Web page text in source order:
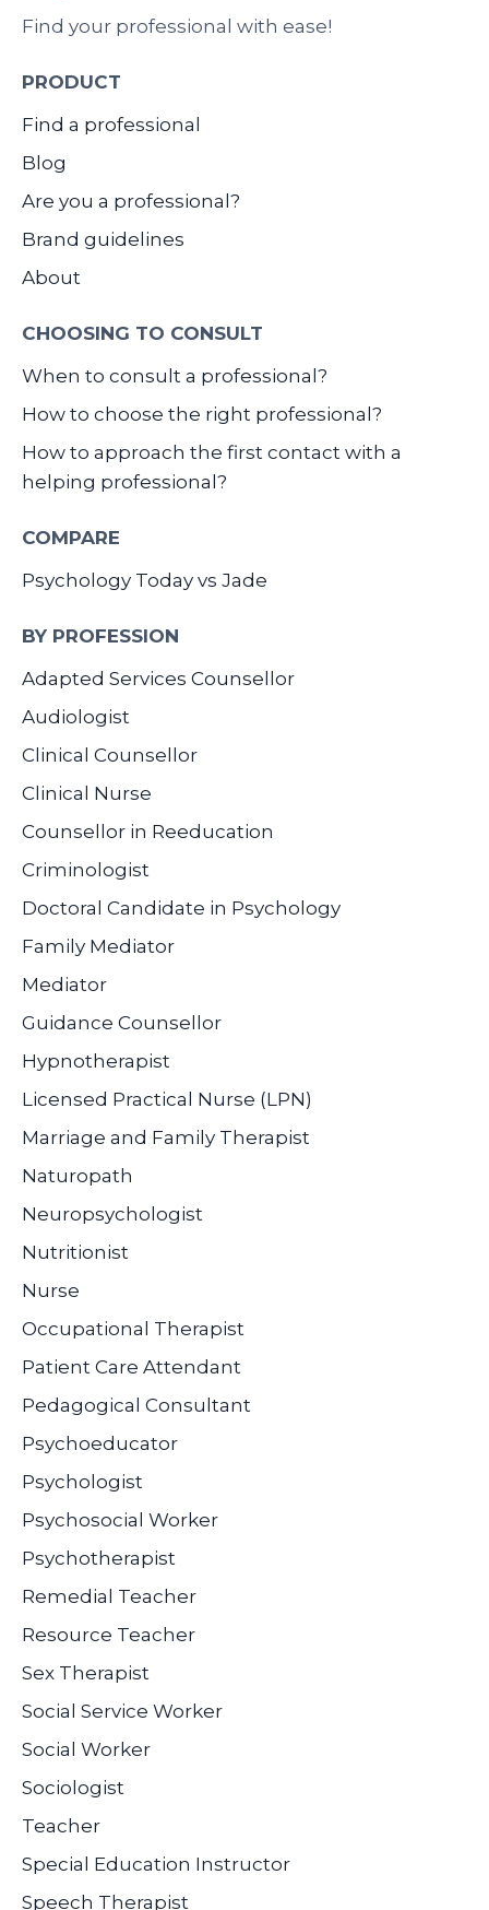
Find your professional with ease!
PRODUCT
Find a professional
Blog
Are you a professional?
Brand guidelines
About
CHOOSING TO CONSULT
When to consult a professional?
How to choose the right professional?
How to approach the first contact with a
helping professional?
COMPARE
Psychology Today vs Jade
BY PROFESSION
Adapted Services Counsellor
Audiologist
Clinical Counsellor
Clinical Nurse
Counsellor in Reeducation
Criminologist
Doctoral Candidate in Psychology
Family Mediator
Mediator
Guidance Counsellor
Hypnotherapist
Licensed Practical Nurse (LPN)
Marriage and Family Therapist
Naturopath
Neuropsychologist
Nutritionist
Nurse
Occupational Therapist
Patient Care Attendant
Pedagogical Consultant
Psychoeducator
Psychologist
Psychosocial Worker
Psychotherapist
Remedial Teacher
Resource Teacher
Sex Therapist
Social Service Worker
Social Worker
Sociologist
Teacher
Special Education Instructor
Speech Therapist